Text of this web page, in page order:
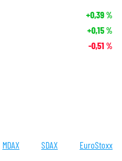
+0,39%
+0,15%
-0,51 %
MDAX SDAX EuroStoxx